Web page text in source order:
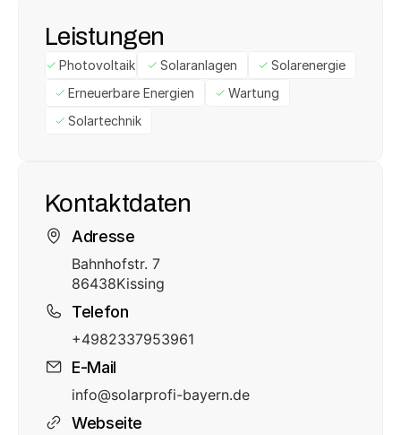
Leistungen
Photovoltaik Solaranlagen
Solarenergie
Erneuerbare Energien
Wartung
Solartechnik
Kontaktdaten
Adresse
Bahnhofstr. 7
86438Kissing
Telefon
+4982337953961
E-Mail
info@solarprofi-bayern.de
Webseite